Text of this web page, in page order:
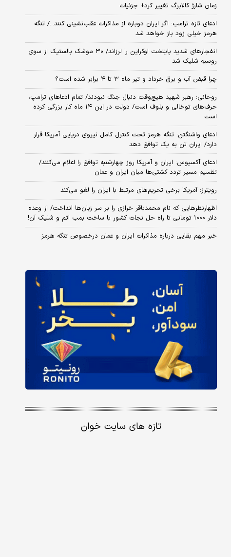
زمان شارژ کالابرگ تغییر کرد+ جزئیات
ادعای تازه ترامپ: اگر ایران دوباره از مذاکرات عقب‌نشینی کنند.../ تنگه
هرمز خیلی زود باز خواهد شد
انفجارهای شدید پایتخت اوکراین را لرزاند/ ۳۰ موشک بالستیک از سوی
روسیه شلیک شد
چرا قبض آب و برق خرداد و تیر ماه ۳ تا ۴ برابر شده است؟
روحانی: رهبر شهید هیچ‌وقت دنبال جنگ نبودند/ تمام ادعاهای ترامپ،
حرف‌های توخالی و بلوف است/ دولت در این ۱۴ ماه کار بزرگی کرده
است
ادعای واشنگتن: تنگه هرمز تحت کنترل کامل نیروی دریایی آمریکا قرار
دارد/ ایران تن به یک توافق دهد
ادعای آکسیوس: ایران و آمریکا روز چهارشنبه توافق را اعلام می‌کنند/
تقسیم مسیر تردد کشتی‌ها میان ایران و عمان
رویترز: آمریکا برخی تحریم‌های مرتبط با ایران را لغو می‌کند
اظهارنظرهایی که نام محمدباقر خرازی را بر سر زبان‌ها انداخت/ از وعده
دلار ۱۰۰۰ تومانی تا راه حل نجات کشور با ساخت بمب اتم و شلیک آن!
خبر مهم بقایی درباره مذاکرات ایران و عمان درخصوص تنگه هرمز
تازه های سایت خوان